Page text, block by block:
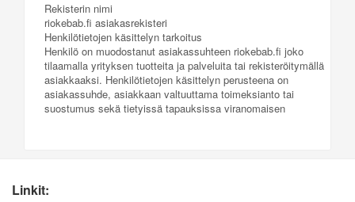
Rekisterin nimi
riokebab.fi asiakasrekisteri
Henkilötietojen käsittelyn tarkoitus
Henkilö on muodostanut asiakassuhteen riokebab.fi joko
tilaamalla yrityksen tuotteita ja palveluita tai rekisteröitymällä
asiakkaaksi. Henkilötietojen käsittelyn perusteena on
asiakassuhde, asiakkaan valtuuttama toimeksianto tai
suostumus sekä tietyissä tapauksissa viranomaisen
- asiakkaan tunnistaminen sekä käyttöoikeuksien hallinta
Linkit: